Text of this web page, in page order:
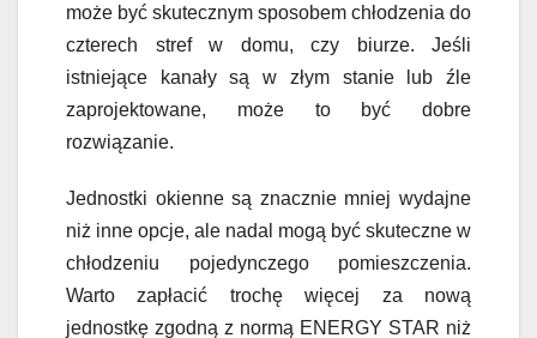
może być skutecznym sposobem chłodzenia do
czterech stref w domu, czy biurze. Jeśli
istniejące kanały są w złym stanie lub źle
zaprojektowane, może to być dobre
rozwiązanie.
Jednostki okienne są znacznie mniej wydajne
niż inne opcje, ale nadal mogą być skuteczne w
chłodzeniu pojedynczego pomieszczenia.
Warto zapłacić trochę więcej za nową
jednostkę zgodną z normą ENERGY STAR niż